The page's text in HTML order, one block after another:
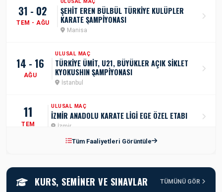
31 - 02
TEM - AĞU
ULUSAL MAÇ
ŞEHİT EREN BÜLBÜL TÜRKİYE KULÜPLER
KARATE ŞAMPİYONASI
Manisa
14 - 16
AĞU
ULUSAL MAÇ
TÜRKİYE ÜMİT, U21, BÜYÜKLER AÇIK SİKLET
KYOKUSHIN ŞAMPİYONASI
İstanbul
11
TEM
ULUSAL MAÇ
İZMİR ANADOLU KARATE LİGİ EGE ÖZEL ETABI
İzmir
SPORTOTO TÜRKİYE ÜMİT, GENÇ, U21 KARATE
ŞAMPİYONASI
Samsun
Tüm Faaliyetleri Görüntüle
KURS, SEMINER VE SINAVLAR TÜMÜNÜ GÖR